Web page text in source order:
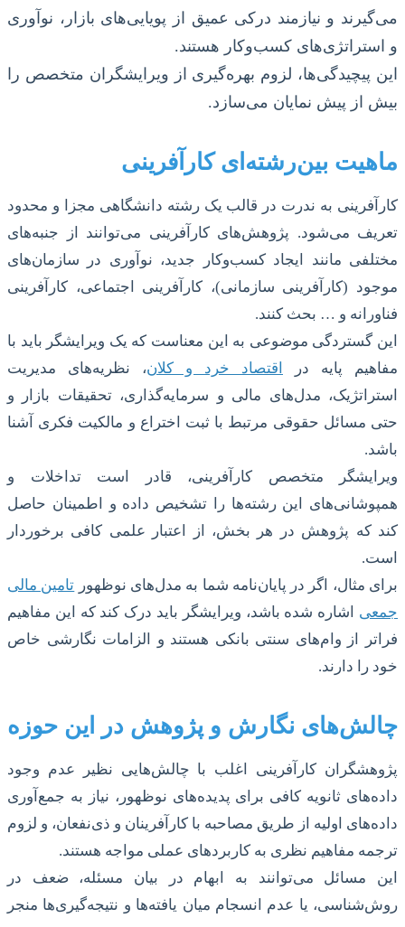
می‌گیرند و نیازمند درکی عمیق از پویایی‌های بازار، نوآوری
و استراتژی‌های کسب‌وکار هستند.
این پیچیدگی‌ها، لزوم بهره‌گیری از ویرایشگران متخصص را
بیش از پیش نمایان می‌سازد.
ماهیت بین‌رشته‌ای کارآفرینی
کارآفرینی به ندرت در قالب یک رشته دانشگاهی مجزا و محدود
تعریف می‌شود. پژوهش‌های کارآفرینی می‌توانند از جنبه‌های
مختلفی مانند ایجاد کسب‌وکار جدید، نوآوری در سازمان‌های
موجود (کارآفرینی سازمانی)، کارآفرینی اجتماعی، کارآفرینی
فناورانه و … بحث کنند.
این گستردگی موضوعی به این معناست که یک ویرایشگر باید با
مفاهیم پایه در
اقتصاد خرد و کلان، نظریه‌های مدیریت
استراتژیک، مدل‌های مالی و سرمایه‌گذاری، تحقیقات بازار و
حتی مسائل حقوقی مرتبط با ثبت اختراع و مالکیت فکری آشنا
باشد.
ویرایشگر متخصص کارآفرینی، قادر است تداخلات و
همپوشانی‌های این رشته‌ها را تشخیص داده و اطمینان حاصل
کند که پژوهش در هر بخش، از اعتبار علمی کافی برخوردار
است.
برای مثال، اگر در پایان‌نامه شما به مدل‌های نوظهور تامین مالی
جمعی اشاره شده باشد، ویرایشگر باید درک کند که این مفاهیم
فراتر از وام‌های سنتی بانکی هستند و الزامات نگارشی خاص
خود را دارند.
چالش‌های نگارش و پژوهش در این حوزه
پژوهشگران کارآفرینی اغلب با چالش‌هایی نظیر عدم وجود
داده‌های ثانویه کافی برای پدیده‌های نوظهور، نیاز به جمع‌آوری
داده‌های اولیه از طریق مصاحبه با کارآفرینان و ذی‌نفعان، و لزوم
ترجمه مفاهیم نظری به کاربردهای عملی مواجه هستند.
این مسائل می‌توانند به ابهام در بیان مسئله، ضعف در
روش‌شناسی، یا عدم انسجام میان یافته‌ها و نتیجه‌گیری‌ها منجر